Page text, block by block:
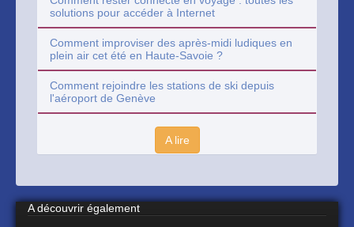
solutions pour accéder à Internet
Comment improviser des après-midi ludiques en
plein air cet été en Haute-Savoie ?
Comment rejoindre les stations de ski depuis
l'aéroport de Genève
A lire
A découvrir également